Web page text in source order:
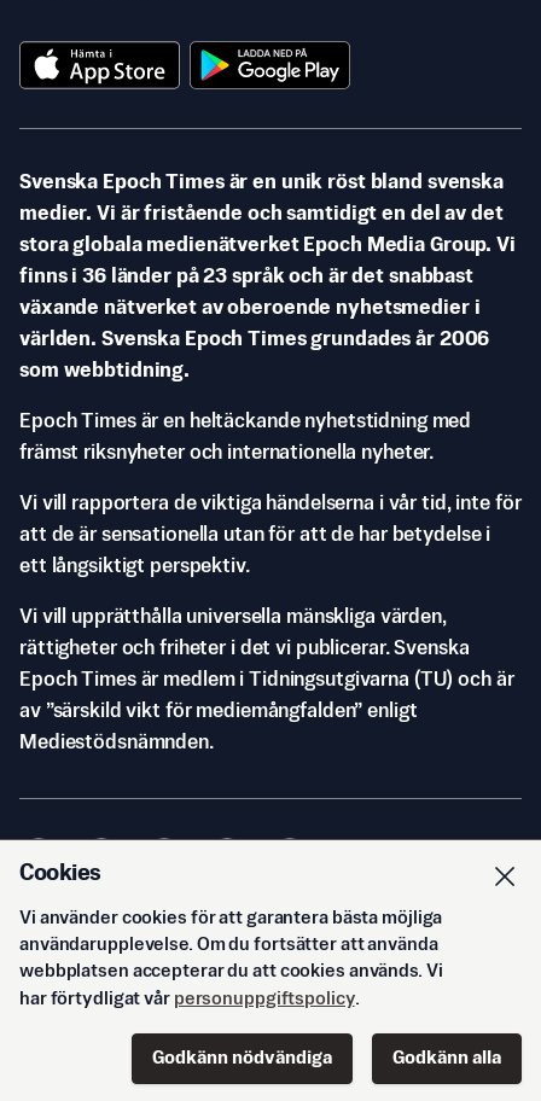
Svenska Epoch Times är en unik röst bland svenska
medier. Vi är fristående och samtidigt en del av det
stora globala medienätverket Epoch Media Group. Vi
finns i 36 länder på 23 språk och är det snabbast
växande nätverket av oberoende nyhetsmedier i
världen. Svenska Epoch Times grundades år 2006
som webbtidning.
Epoch Times är en heltäckande nyhetstidning med
främst riksnyheter och internationella nyheter.
Vi vill rapportera de viktiga händelserna i vår tid, inte för
att de är sensationella utan för att de har betydelse i
ett långsiktigt perspektiv.
Vi vill upprätthålla universella mänskliga värden,
rättigheter och friheter i det vi publicerar. Svenska
Epoch Times är medlem i Tidningsutgivarna (TU) och är
av ”särskild vikt för mediemångfalden” enligt
Mediestödsnämnden.
© Svenska Epoch Times AB2026
Cookies
Vi använder cookies för att garantera bästa möjliga
användarupplevelse. Om du fortsätter att använda
webbplatsen accepterar du att cookies används. Vi
har förtydligat vår personuppgiftspolicy.
Godkänn nödvändiga Godkänn alla